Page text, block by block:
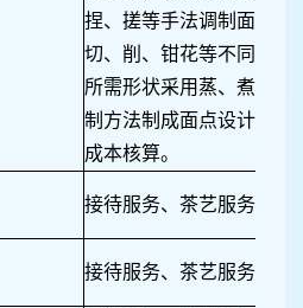
捏、搓等手法调制面团；
切、削、钳花等不同成型
所需形状采用蒸、煮、烤
制方法制成面点设计套式
成本核算。
接待服务、茶艺服务、茶
接待服务、茶艺服务、茶